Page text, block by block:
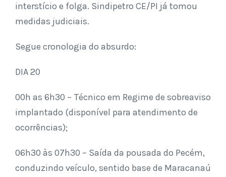
interstício e folga. Sindipetro CE/PI já tomou
medidas judiciais.
Segue cronologia do absurdo:
DIA 20
00h as 6h30 – Técnico em Regime de sobreaviso
implantado (disponível para atendimento de
ocorrências);
06h30 às 07h30 – Saída da pousada do Pecém,
conduzindo veículo, sentido base de Maracanaú